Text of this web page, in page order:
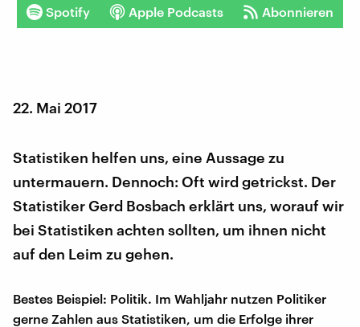
Spotify Apple Podcasts Abonnieren
22. Mai 2017
Statistiken helfen uns, eine Aussage zu
untermauern. Dennoch: Oft wird getrickst. Der
Statistiker Gerd Bosbach erklärt uns, worauf wir
bei Statistiken achten sollten, um ihnen nicht
auf den Leim zu gehen.
Bestes Beispiel: Politik. Im Wahljahr nutzen Politiker
gerne Zahlen aus Statistiken, um die Erfolge ihrer